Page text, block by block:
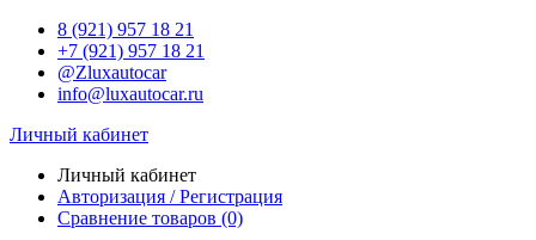
8 (921) 957 18 21
+7 (921) 957 18 21
@Zluxautocar
info@luxautocar.ru
Личный кабинет
Личный кабинет
Авторизация / Регистрация
Сравнение товаров (0)